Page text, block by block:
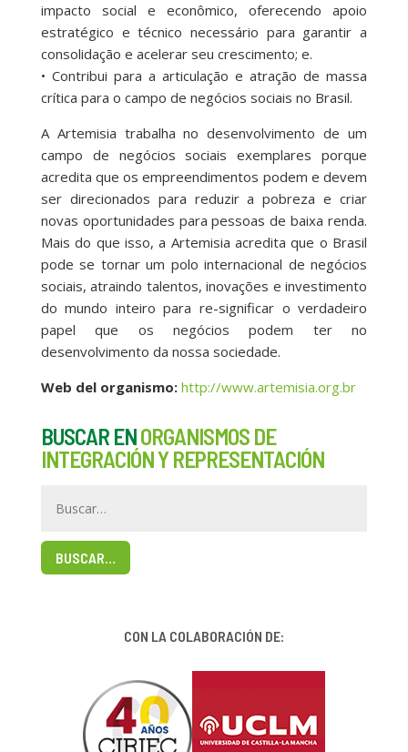
impacto social e econômico, oferecendo apoio
estratégico e técnico necessário para garantir a
consolidação e acelerar seu crescimento; e.
• Contribui para a articulação e atração de massa
crítica para o campo de negócios sociais no Brasil.
A Artemisia trabalha no desenvolvimento de um
campo de negócios sociais exemplares porque
acredita que os empreendimentos podem e devem
ser direcionados para reduzir a pobreza e criar
novas oportunidades para pessoas de baixa renda.
Mais do que isso, a Artemisia acredita que o Brasil
pode se tornar um polo internacional de negócios
sociais, atraindo talentos, inovações e investimento
do mundo inteiro para re-significar o verdadeiro
papel que os negócios podem ter no
desenvolvimento da nossa sociedade.
Web del organismo: http://www.artemisia.org.br
BUSCAR ENORGANISMOS DE
INTEGRACIÓN Y REPRESENTACIÓN
BUSCAR…
CON LA COLABORACIÓN DE: